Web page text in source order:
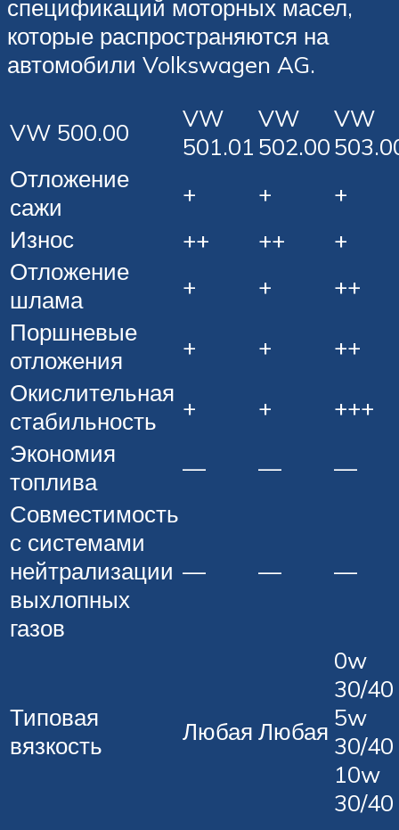
спецификаций моторных масел,
которые распространяются на
автомобили Volkswagen AG.
VW 500.00
VW
501.01
VW
502.00
VW
Отложение
сажи
+ +
+
Износ
++ ++
+
Отложение
шлама
+ +
++
Поршневые
отложения
+ +
++
Окислительная
стабильность
+ +
+++
Экономия
топлива
— —
—
Совместимость
с системами
нейтрализации
выхлопных
газов
— — —
Типовая
вязкость
Любая Любая
0w
30/40
5w
30/40
10w
30/40